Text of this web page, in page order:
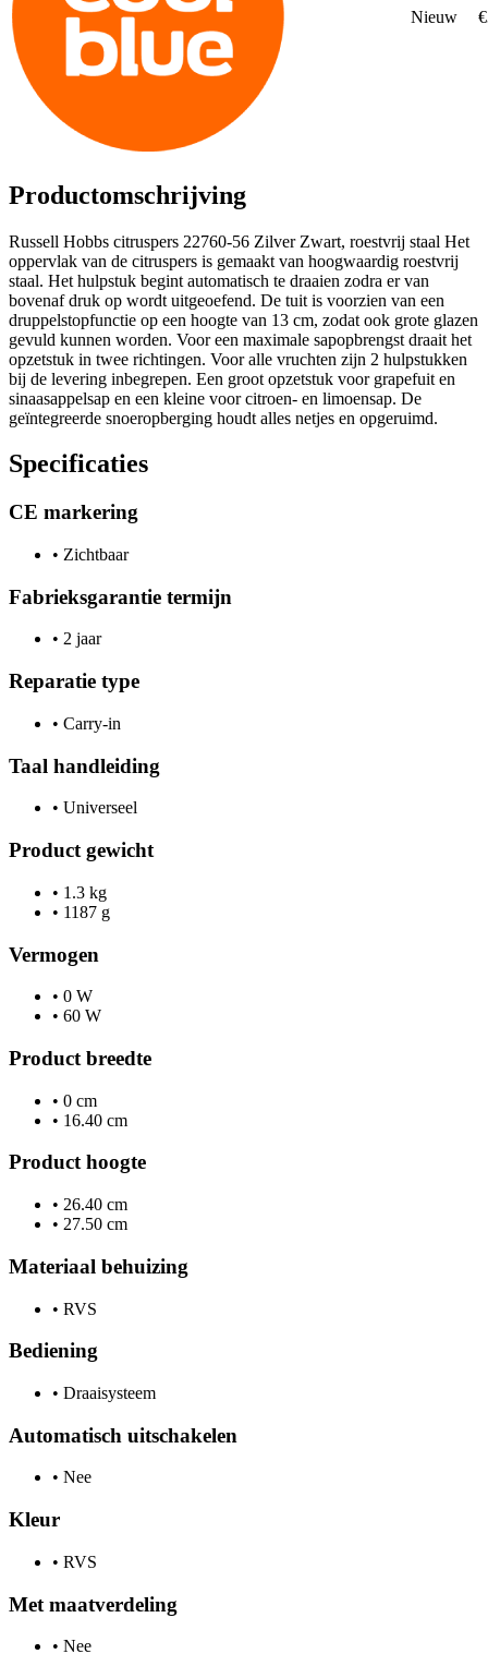
Nieuw
Productomschrijving
Russell Hobbs citruspers 22760-56 Zilver Zwart, roestvrij staal Het
oppervlak van de citruspers is gemaakt van hoogwaardig roestvrij
staal. Het hulpstuk begint automatisch te draaien zodra er van
bovenaf druk op wordt uitgeoefend. De tuit is voorzien van een
druppelstopfunctie op een hoogte van 13 cm, zodat ook grote glazen
gevuld kunnen worden. Voor een maximale sapopbrengst draait het
opzetstuk in twee richtingen. Voor alle vruchten zijn 2 hulpstukken
bij de levering inbegrepen. Een groot opzetstuk voor grapefuit en
sinaasappelsap en een kleine voor citroen- en limoensap. De
geïntegreerde snoeropberging houdt alles netjes en opgeruimd.
Specificaties
CE markering
• Zichtbaar
Fabrieksgarantie termijn
• 2 jaar
Reparatie type
• Carry-in
Taal handleiding
• Universeel
Product gewicht
• 1.3 kg
• 1187 g
Vermogen
• 0 W
• 60 W
Product breedte
• 0 cm
• 16.40 cm
Product hoogte
• 26.40 cm
• 27.50 cm
Materiaal behuizing
• RVS
Bediening
• Draaisysteem
Automatisch uitschakelen
• Nee
Kleur
• RVS
Met maatverdeling
• Nee